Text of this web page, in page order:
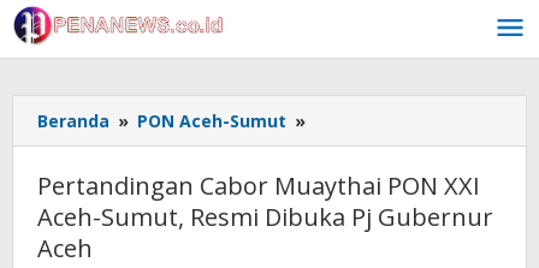
Skip
to
content
Beranda » PON Aceh-Sumut »
Cabor
PON
XXI
Pertandingan Cabor Muaythai PON XXI
Aceh-Sumut, Resmi Dibuka Pj Gubernur
Aceh